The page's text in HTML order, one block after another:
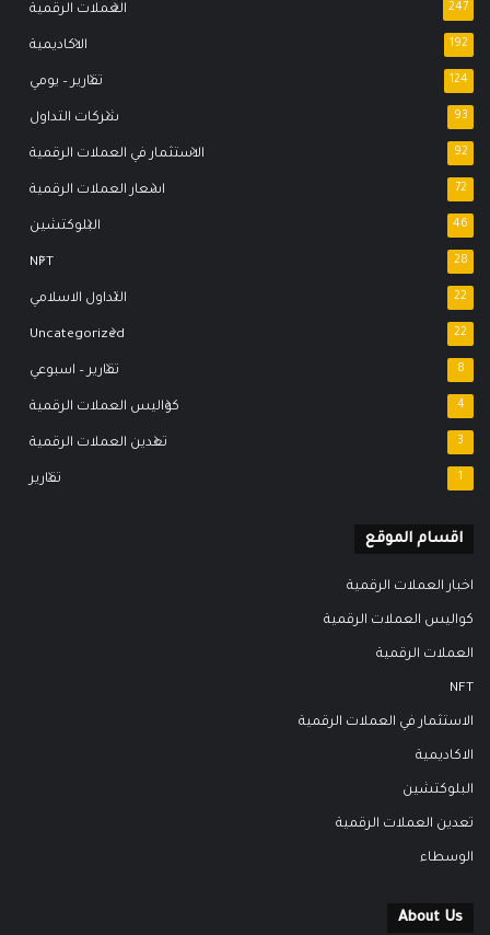
العملات الرقمية 247
الاكاديمية 192
تقارير – يومي 124
شركات التداول 93
الاستثمار في العملات الرقمية 92
اسعار العملات الرقمية 72
البلوكتشين 46
NFT 28
التداول الاسلامي 22
Uncategorized 22
تقارير – اسبوعي 8
كواليس العملات الرقمية 4
تعدين العملات الرقمية 3
تقارير 1
اقسام الموقع
اخبار العملات الرقمية
كواليس العملات الرقمية
العملات الرقمية
NFT
الاستثمار في العملات الرقمية
الاكاديمية
البلوكتشين
تعدين العملات الرقمية
الوسطاء
About Us